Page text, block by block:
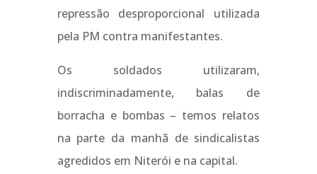
repressão desproporcional utilizada
pela PM contra manifestantes.
Os soldados utilizaram,
indiscriminadamente, balas de
borracha e bombas – temos relatos
na parte da manhã de sindicalistas
agredidos em Niterói e na capital.